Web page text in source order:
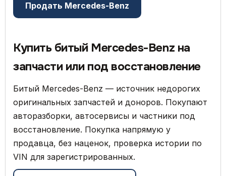
Продать Mercedes-Benz
Купить битый Mercedes-Benz на
запчасти или под восстановление
Битый Mercedes-Benz — источник недорогих
оригинальных запчастей и доноров. Покупают
авторазборки, автосервисы и частники под
восстановление. Покупка напрямую у
продавца, без наценок, проверка истории по
VIN для зарегистрированных.